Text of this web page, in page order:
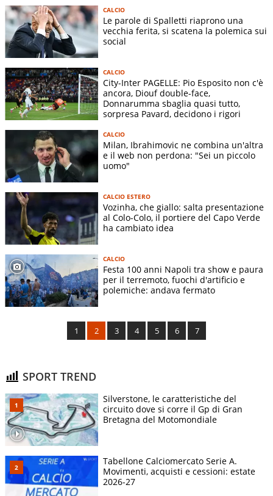
CALCIO
Le parole di Spalletti riaprono una
vecchia ferita, si scatena la polemica sui
social
CALCIO
City-Inter PAGELLE: Pio Esposito non c'è
ancora, Diouf double-face,
Donnarumma sbaglia quasi tutto,
sorpresa Pavard, decidono i rigori
CALCIO
Milan, Ibrahimovic ne combina un'altra
e il web non perdona: "Sei un piccolo
uomo"
CALCIO ESTERO
Vozinha, che giallo: salta presentazione
al Colo-Colo, il portiere del Capo Verde
ha cambiato idea
CALCIO
Festa 100 anni Napoli tra show e paura
per il terremoto, fuochi d'artificio e
polemiche: andava fermato
1 2 3 4 5 6 7
SPORT TREND
Silverstone, le caratteristiche del
circuito dove si corre il Gp di Gran
Bretagna del Motomondiale
Tabellone Calciomercato Serie A.
Movimenti, acquisti e cessioni: estate
2026-27